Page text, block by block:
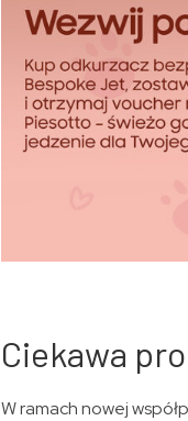
Ciekawa
W ramach nowej